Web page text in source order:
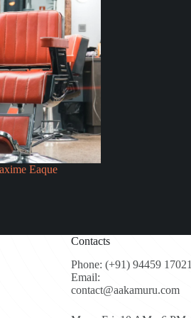
Eaque
Contacts
Phone: (+91) 94459 17021
Email:
contact@aakamuru.com